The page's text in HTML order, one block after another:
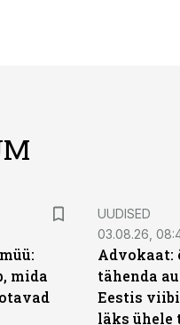
mida
UUDISED
03.08.26,
Advokaat:
tähenda
Eestis
läks ühele